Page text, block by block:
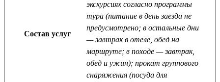
Состав услуг
экскурсиях согласно программы
тура (питание в день заезда не
предусмотрено; в остальные дни
— завтрак в отеле, обед на
маршруте; в походе — завтрак,
обед и ужин); прокат группового
снаряжения (посуда для